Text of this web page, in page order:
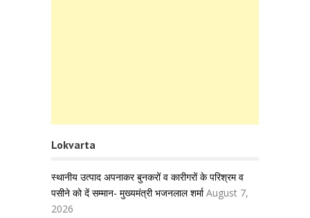
Lokvarta
स्थानीय उत्पाद अपनाकर बुनकरों व कारीगरों के परिश्रम व
पसीने को दें सम्मान- मुख्यमंत्री भजनलाल शर्मा August 7,
2026